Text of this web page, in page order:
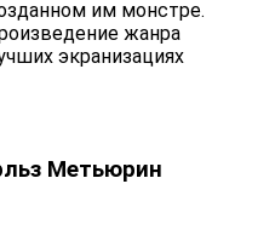
им монстре.
жанра
экранизациях
Метьюрин